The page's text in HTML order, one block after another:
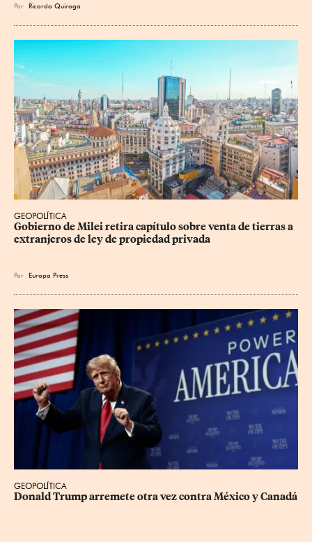
Por Ricardo Quiroga
GEOPOLÍTICA
Gobierno de Milei retira capítulo sobre venta de tierras a
extranjeros de ley de propiedad privada
Por Europa Press
GEOPOLÍTICA
Donald Trump arremete otra vez contra México y Canadá